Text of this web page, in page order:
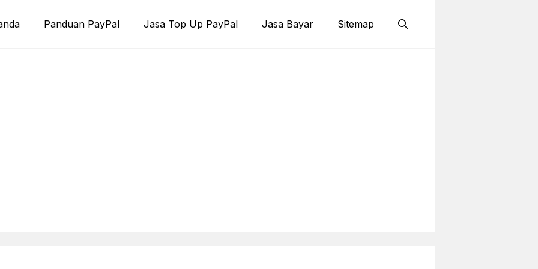
Panduan PayPal Jasa Top Up PayPal Jasa Bayar Sitemap